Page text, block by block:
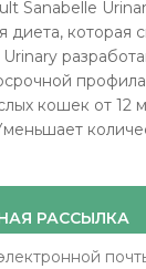
Sanabelle
диета, которая
Urinary
кошек от 12
РАССЫЛКА